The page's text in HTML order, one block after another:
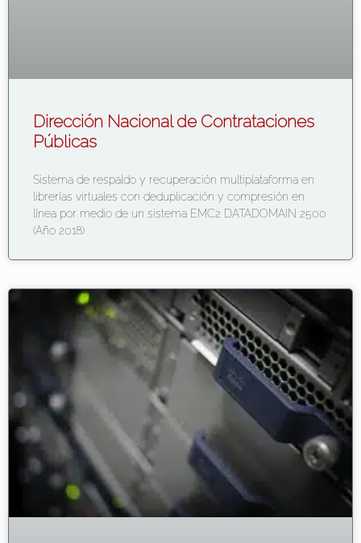
Dirección Nacional de Contrataciones
Públicas
Sistema de respaldo y recuperación multiplataforma en
librerías virtuales con deduplicación y compresión en
línea por medio de un sistema EMC2 DATADOMAIN 2500
(Año 2018)